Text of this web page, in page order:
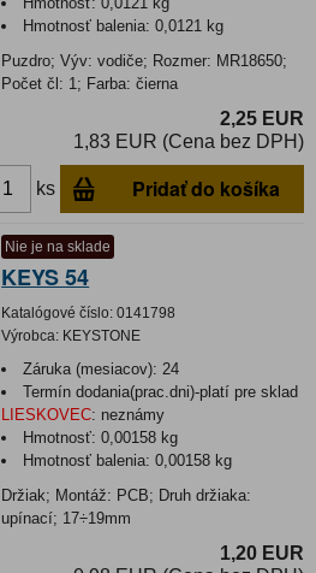
Hmotnosť balenia:0,0121 kg
Puzdro; Výv: vodiče; Rozmer: MR18650;
Počet čl: 1; Farba: čierna
2,25 EUR
1,83 EUR (Cena bez DPH)
ks Pridať do košíka
Nie je na sklade
KEYS 54
Katalógové číslo: 0141798
Výrobca: KEYSTONE
Záruka (mesiacov): 24
Termín dodania(prac.dni)-platí pre sklad
LIESKOVEC: neznámy
Hmotnosť:0,00158 kg
Hmotnosť balenia:0,00158 kg
Držiak; Montáž: PCB; Druh držiaka:
upínací; 17÷19mm
1,20 EUR